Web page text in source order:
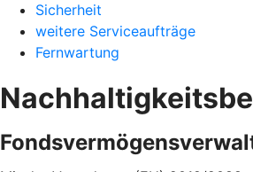
Sicherheit
weitere Serviceaufträge
Fernwartung